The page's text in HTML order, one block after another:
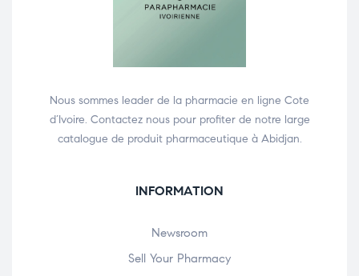
Nous sommes leader de la pharmacie en ligne Cote
d’Ivoire. Contactez nous pour profiter de notre large
catalogue de produit pharmaceutique à Abidjan.
INFORMATION
Newsroom
Sell Your Pharmacy